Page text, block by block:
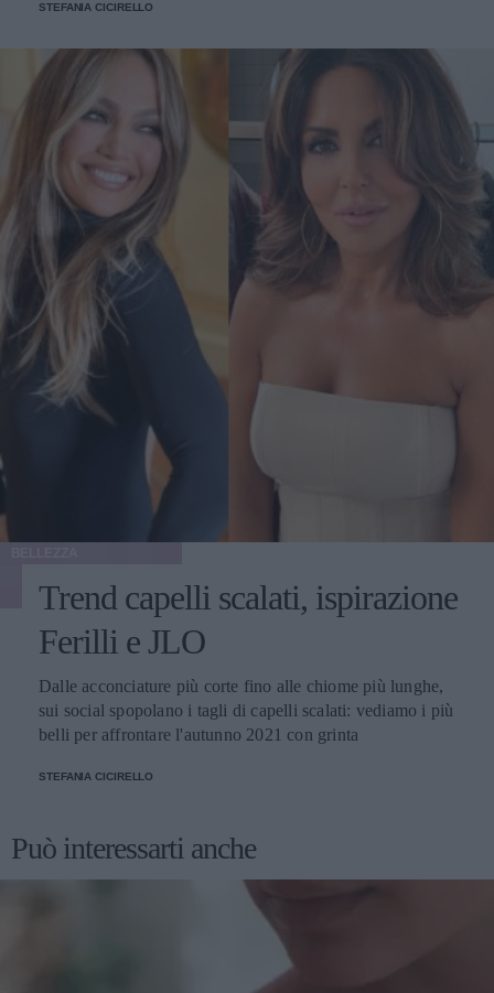
STEFANIA CICIRELLO
Trend capelli scalati, ispirazione
Ferilli e JLO
Dalle acconciature più corte fino alle chiome più lunghe,
sui social spopolano i tagli di capelli scalati: vediamo i più
belli per affrontare l'autunno 2021 con grinta
STEFANIA CICIRELLO
Può interessarti anche